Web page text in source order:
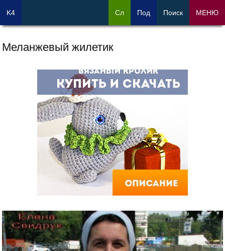
Меланжевый жилетик
K4 Сл Под Поиск МЕНЮ